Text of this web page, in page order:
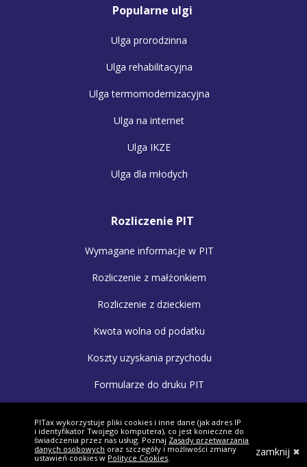
Popularne ulgi
Ulga prorodzinna
Ulga rehabilitacyjna
Ulga termomodernizacyjna
Ulga na internet
Ulga IKZE
Ulga dla młodych
Rozliczenie PIT
Wymagane informacje w PIT
Rozliczenie z małżonkiem
Rozliczenie z dzieckiem
Kwota wolna od podatku
Koszty uzyskania przychodu
Formularze do druku PIT
Program ten nie umożliwia swobodnego wyboru i
przekazania 1,5% podatku dochodowego od osób
fizycznych wybranej Organizacji Pożytku
PITax wykorzystuje pliki cookies i inne dane (jak adres IP
i identyfikator Twojego komputera), co jest konieczne do
świadczenia przez nas usług. Poznaj Zasady przetwarzania
danych osobowych oraz szczegóły i możliwości zmiany
ustawień cookies w Polityce Cookies. zamknij